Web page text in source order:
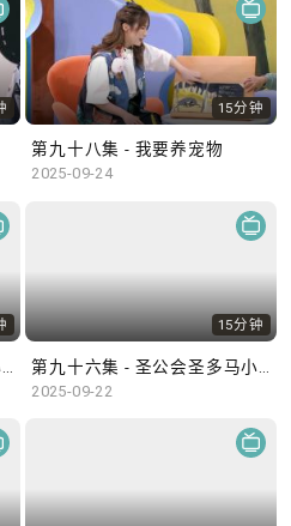
15分钟
第九十八集 - 我要养宠物
2025-09-24
15分钟
2025-09-22